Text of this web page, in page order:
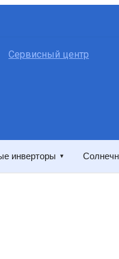
Сервисный центр
инверторы ▾